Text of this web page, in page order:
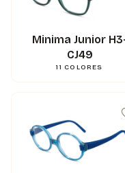
Minima Junior
CJ49
11 COLORES